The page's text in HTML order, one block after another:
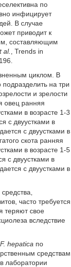
по
инфицирует
В случае
приводит к
составляющим
al.
, Trends in
циклом. В
на три
и зрелости
овец ранняя
в возрасте 1-3
с двуустками в
с двуустками в
скота ранняя
в возрасте 1-5
с двуустками в
с двуустками в
часто требуется
теряют свое
вследствие
F. hepatica по
средствам
лаборатории